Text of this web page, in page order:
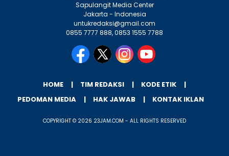
Sapulangit Media Center
Jakarta - Indonesia
untukredaksi@gmail.com
0855 7777 888, 0853 1555 7788
HOME TIM REDAKSI
KODE ETIK
PEDOMAN MEDIA
HAK JAWAB KONTAK IKLAN
COPYRIGHT © 2026 23JAM.COM - ALL RIGHTS RESERVED